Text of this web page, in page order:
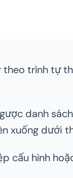
trình tự
danh
xuống dưới
cấu hình